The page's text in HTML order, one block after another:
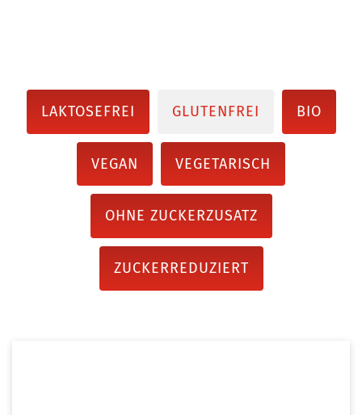
LAKTOSEFREI GLUTENFREI BIO
VEGAN VEGETARISCH
OHNE ZUCKERZUSATZ
ZUCKERREDUZIERT